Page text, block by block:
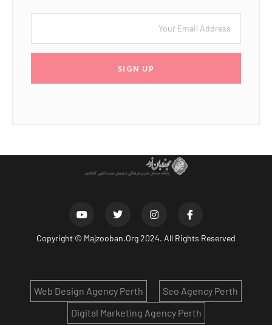
SIGN UP
Copyright © Majzooban.Org2024. All Rights Reserved
Seo Agency Perth
Web Design Agency Perth
Digital Marketing Agency Perth